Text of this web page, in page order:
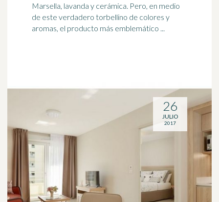
Marsella, lavanda y cerámica. Pero, en medio
de este verdadero torbellino de colores y
aromas, el producto más emblemático ...
26
JULIO
2017